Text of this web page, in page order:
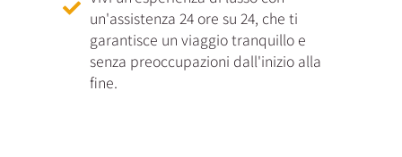
un'assistenza 24 ore su 24, che ti
garantisce un viaggio tranquillo e
senza preoccupazioni dall'inizio alla
fine.